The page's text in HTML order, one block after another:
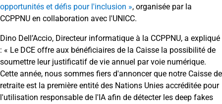
opportunités et défis pour l'inclusion », organisée par la
CCPPNU en collaboration avec l'UNICC.
Dino Dell’Accio, Directeur informatique à la CCPPNU, a expliqué
: « Le DCE offre aux bénéficiaires de la Caisse la possibilité de
soumettre leur justificatif de vie annuel par voie numérique.
Cette année, nous sommes fiers d'annoncer que notre Caisse de
retraite est la première entité des Nations Unies accréditée pour
l'utilisation responsable de l'IA afin de détecter les deep fakes